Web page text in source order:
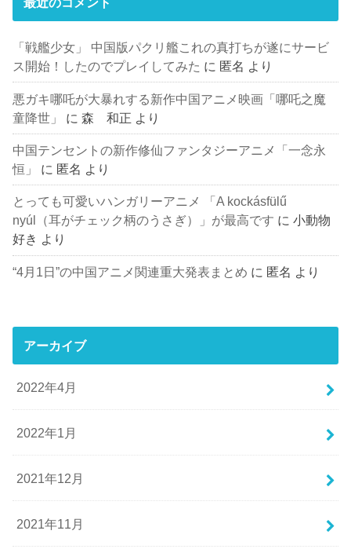
「戦艦少女」 中国版パクリ艦これの真打ちが遂にサービ
ス開始！したのでプレイしてみた に 匿名 より
悪ガキ哪吒が大暴れする新作中国アニメ映画「哪吒之魔
童降世」
に森 和正 より
中国テンセントの新作修仙ファンタジーアニメ「一念永
恒」
に 匿名 より
とっても可愛いハンガリーアニメ 「A kockásfülű
nyúl（耳がチェック柄のうさぎ）」が最高です に小動物
好き より
“4月1日”の中国アニメ関連重大発表まとめ に 匿名 より
アーカイブ
2022年4月
2022年1月
2021年12月
2021年11月